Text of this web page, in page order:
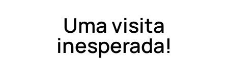
Uma visita
inesperada!